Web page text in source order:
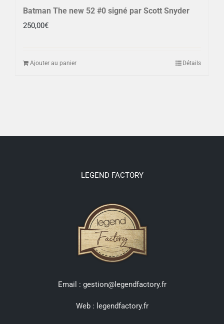
Batman The new 52 #0 signé par Scott Snyder
250,00€
Ajouter au panier Détails
LEGEND FACTORY
Email : gestion@legendfactory.fr
Web : legendfactory.fr